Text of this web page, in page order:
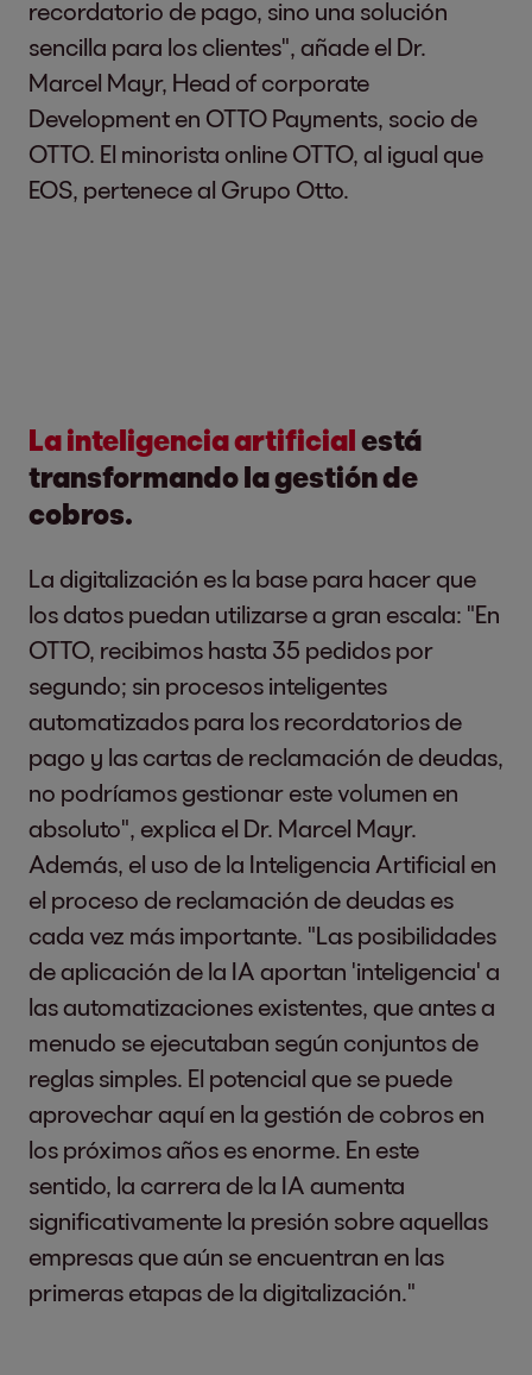
recordatorio de pago, sino una solución
sencilla para los clientes", añade el Dr.
Marcel Mayr, Head of corporate
Development en OTTO Payments, socio de
OTTO. El minorista online OTTO, al igual que
EOS, pertenece al Grupo Otto.
La inteligencia artificialestá
transformando la gestión de
cobros.
La digitalización es la base para hacer que
los datos puedan utilizarse a gran escala: "En
OTTO, recibimos hasta 35 pedidos por
segundo; sin procesos inteligentes
automatizados para los recordatorios de
pago y las cartas de reclamación de deudas,
no podríamos gestionar este volumen en
absoluto", explica el Dr. Marcel Mayr.
Además, el uso de la Inteligencia Artificial en
el proceso de reclamación de deudas es
cada vez más importante. "Las posibilidades
de aplicación de la IA aportan 'inteligencia' a
las automatizaciones existentes, que antes a
menudo se ejecutaban según conjuntos de
reglas simples. El potencial que se puede
aprovechar aquí en la gestión de cobros en
los próximos años es enorme. En este
sentido, la carrera de la IA aumenta
significativamente la presión sobre aquellas
empresas que aún se encuentran en las
primeras etapas de la digitalización."